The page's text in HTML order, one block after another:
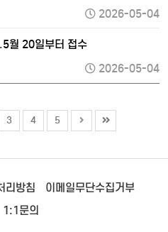
2026-05-04
월 20일부터 접수
2026-05-04
3 4 5
리방침
이메일무단수집거부
1:1문의